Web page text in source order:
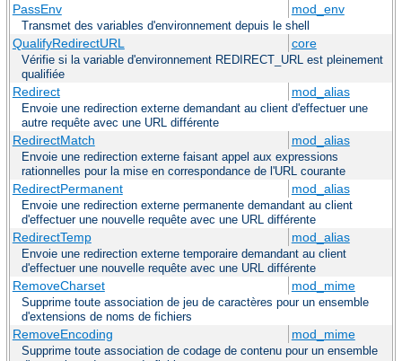
PassEnv mod_env
Transmet des variables d'environnement depuis le shell
QualifyRedirectURL core
Vérifie si la variable d'environnement REDIRECT_URL est pleinement
qualifiée
Redirect mod_alias
Envoie une redirection externe demandant au client d'effectuer une
autre requête avec une URL différente
RedirectMatch mod_alias
Envoie une redirection externe faisant appel aux expressions
rationnelles pour la mise en correspondance de l'URL courante
RedirectPermanent mod_alias
Envoie une redirection externe permanente demandant au client
d'effectuer une nouvelle requête avec une URL différente
RedirectTemp mod_alias
Envoie une redirection externe temporaire demandant au client
d'effectuer une nouvelle requête avec une URL différente
RemoveCharset mod_mime
Supprime toute association de jeu de caractères pour un ensemble
d'extensions de noms de fichiers
RemoveEncoding mod_mime
Supprime toute association de codage de contenu pour un ensemble